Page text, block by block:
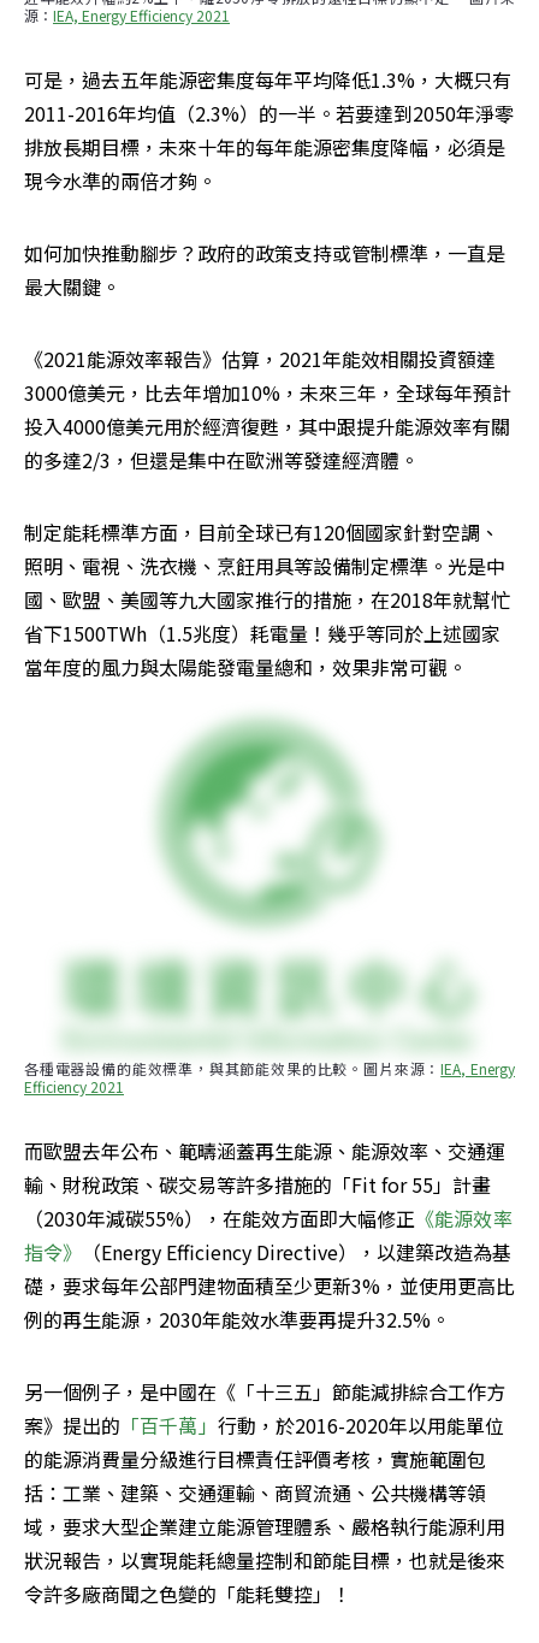
源： IEA, Energy Efficiency 2021
可是，過去五年能源密集度每年平均降低1.3%，大概只有
2011-2016年均值（2.3%）的一半。若要達到2050年淨零
排放長期目標，未來十年的每年能源密集度降幅，必須是
現今水準的兩倍才夠。
如何加快推動腳步？政府的政策支持或管制標準，一直是
最大關鍵。
《2021能源效率報告》估算，2021年能效相關投資額達
3000億美元，比去年增加10%，未來三年，全球每年預計
投入4000億美元用於經濟復甦，其中跟提升能源效率有關
的多達2/3，但還是集中在歐洲等發達經濟體。
制定能耗標準方面，目前全球已有120個國家針對空調、
照明、電視、洗衣機、烹飪用具等設備制定標準。光是中
國、歐盟、美國等九大國家推行的措施，在2018年就幫忙
省下1500TWh（1.5兆度）耗電量！幾乎等同於上述國家
當年度的風力與太陽能發電量總和，效果非常可觀。
各種電器設備的能效標準，與其節能效果的比較。圖片來源：IEA, Energy
Efficiency 2021
而歐盟去年公布、範疇涵蓋再生能源、能源效率、交通運
輸、財稅政策、碳交易等許多措施的「Fit for 55」計畫
（2030年減碳55%），在能效方面即大幅修正 《能源效率
指令》
（Energy Efficiency Directive），以建築改造為基
礎，要求每年公部門建物面積至少更新3%，並使用更高比
例的再生能源，2030年能效水準要再提升32.5%。
另一個例子，是中國在《「十三五」節能減排綜合工作方
案》提出的 「百千萬」 行動，於2016-2020年以用能單位
的能源消費量分級進行目標責任評價考核，實施範圍包
括：工業、建築、交通運輸、商貿流通、公共機構等領
域，要求大型企業建立能源管理體系、嚴格執行能源利用
狀況報告，以實現能耗總量控制和節能目標，也就是後來
令許多廠商聞之色變的「能耗雙控」！